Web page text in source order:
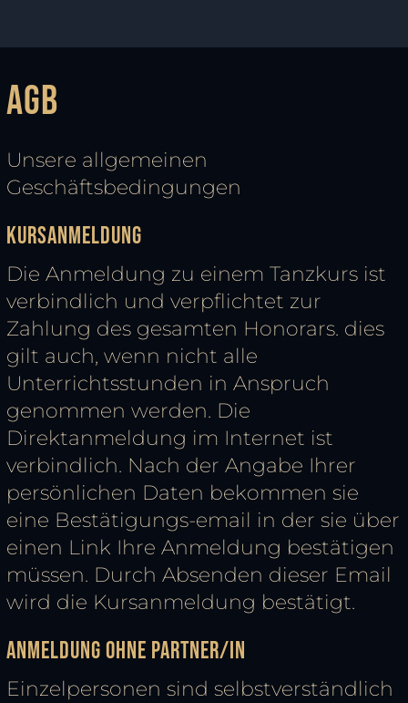
AGB
Unsere allgemeinen
Geschäftsbedingungen
Kursanmeldung
Die Anmeldung zu einem Tanzkurs ist
verbindlich und verpflichtet zur
Zahlung des gesamten Honorars. dies
gilt auch, wenn nicht alle
Unterrichtsstunden in Anspruch
genommen werden. Die
Direktanmeldung im Internet ist
verbindlich. Nach der Angabe Ihrer
persönlichen Daten bekommen sie
eine Bestätigungs-email in der sie über
einen Link Ihre Anmeldung bestätigen
müssen. Durch Absenden dieser Email
wird die Kursanmeldung bestätigt.
Anmeldung ohne Partner/in
Einzelpersonen sind selbstverständlich